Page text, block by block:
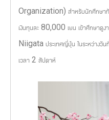
Organization) สำหรับนักศึกษาทั
เงินทุนละ 80,000 เยน เข้าศึกษาดู
Niigata ประเทศญี่ปุ่น ในระหว่าง
เวลา 2 สัปดาห์